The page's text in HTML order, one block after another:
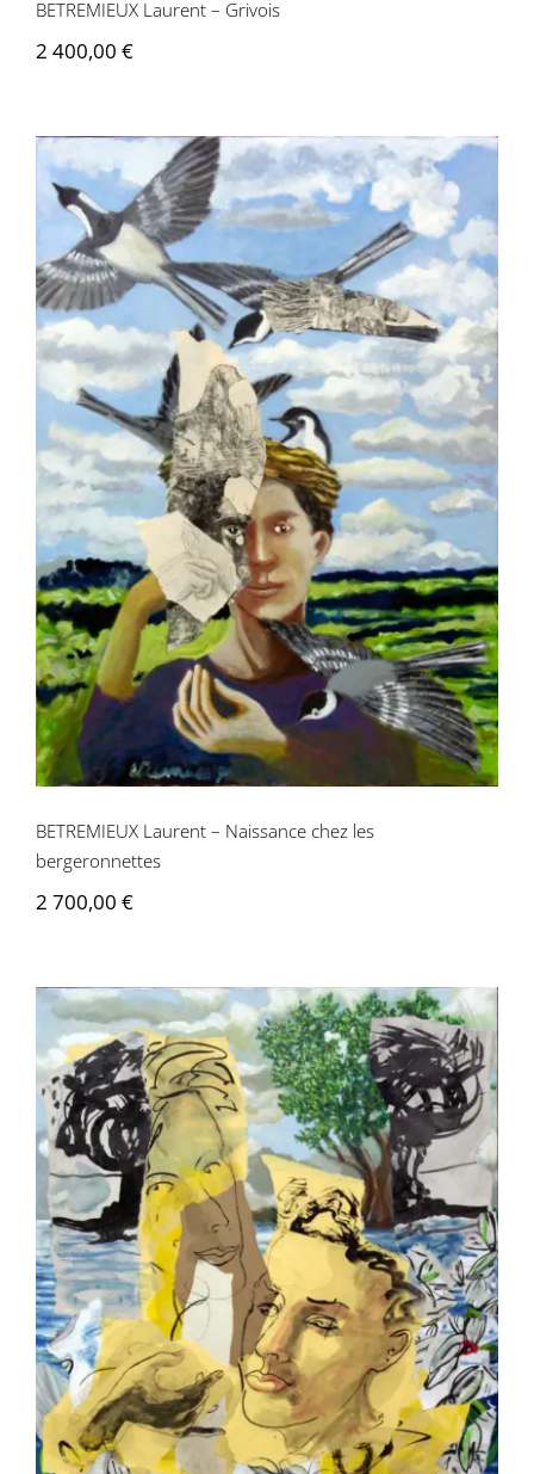
BETREMIEUX Laurent – Grivois
2 400,00 €
BETREMIEUX Laurent – Naissance chez
les bergeronnettes
BETREMIEUX Laurent – Naissance chez les
bergeronnettes
2 700,00 €
BETREMIEUX Laurent – Le bavardage
des pies